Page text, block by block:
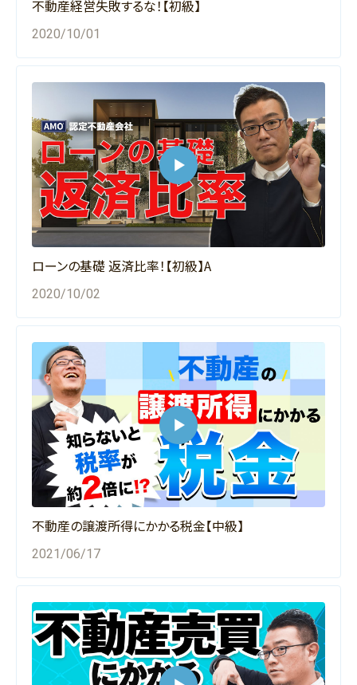
不動産経営失敗するな！【初級】
2020/10/01
ローンの基礎 返済比率！【初級】A
2020/10/02
不動産の譲渡所得にかかる税金【中級】
2021/06/17